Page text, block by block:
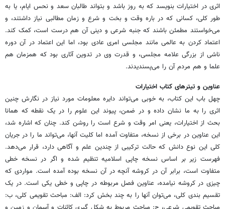
اثری در اختیارات بنویسد که به روز باشد و بتواند طالبان سعد و نحس ایام، یا به
طور کلی، کسانی که در باره وقت و بخت و شرع و زمان مطالبی نیاز داشتند، و
می‌خواستند مطمئن باشند که جنبه شرعی و دینی آن هم درست است، کمک کند.
اعتماد کردن به عالمی مانند مجلسی امری عادی بود، اما این اعتماد در آن دوره
ناشی از بزرگی علامه مجلسی، و قدرت وی در تدوین آثاری بود که همزمان هم
علما و هم مردم آن را می‌پسندیدند.
عناوین و تیترهای کتاب اختیارات
چهل باب این کتاب، به خوبی می‌تواند دایره معلومات مورد نیاز در نگارش چنین
اثری را به ما نشان داده و در ضمن، پیوند این علوم را در یک نقطه که همانا
بحث از اختیارات، یعنی امر وقت و شرع است را روشن کند. چنان که اشاره شد،
این عناوین در برخی از نسخه، متفاوت آمده اما کلیت آنها، می‌تواند ما را در جریان
کلی این نوع دانش که حالت ترکیبی از چندین علم و آگاهی دارد، قرار می‌دهد.
فهرست زیر بر اساس نسخه چاپی اسلامیه تنظیم شده و اگر در نسخه خطی
متفاوت است، برابر آن در کروشه آنچه در آن نسخه بوده آمده است. مواردی که
چیزی در کروشه نیامده، عناوین فصل مربوطه در چاپی و خطی یکی است. در یک
تقسیم بندی کلی، می‌توان آنها را به چند بخش کرد: الف: مباحث تقویمی کلی، ب: